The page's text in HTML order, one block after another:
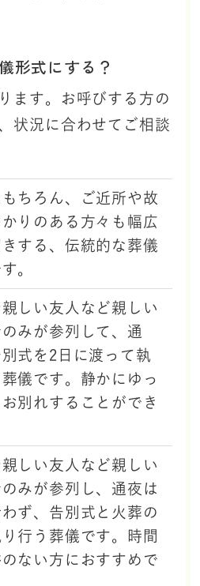
形式にする？
ます。お呼びする方の
状況に合わせてご相談
ちろん、ご近所や故
かりのある方々も幅広
きする、伝統的な葬儀
。
しい友人など親しい
みが参列して、通
式を2日に渡って執
葬儀です。静かにゆっ
お別れすることができ
しい友人など親しい
みが参列し、通夜は
ず、告別式と火葬の
行う葬儀です。時間
ない方におすすめで